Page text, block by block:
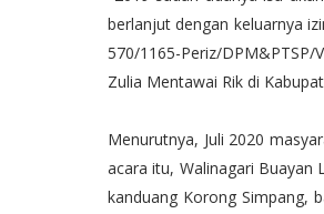
berlanjut dengan keluarnya
570/1165-Periz/
Zulia Mentawai Rik di
Menurutnya, Juli 2020
acara itu, Walinagari Buayan
kanduang Korong Simpang,